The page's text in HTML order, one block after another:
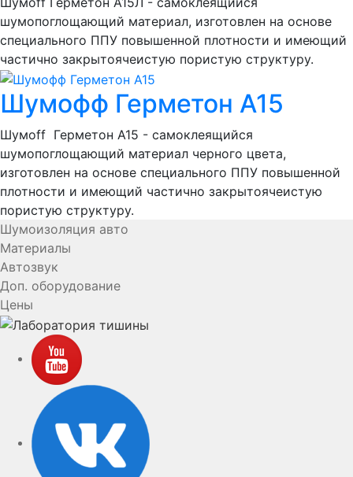
шумопоглощающий материал, изготовлен на основе
специального ППУ повышенной плотности и имеющий
частично закрытоячеистую пористую структуру.
Шумофф Герметон А15
Шумоff Герметон А15 - самоклеящийся
шумопоглощающий материал черного цвета,
изготовлен на основе специального ППУ повышенной
плотности и имеющий частично закрытоячеистую
пористую структуру.
Шумоизоляция авто
Материалы
Автозвук
Доп. оборудование
Цены